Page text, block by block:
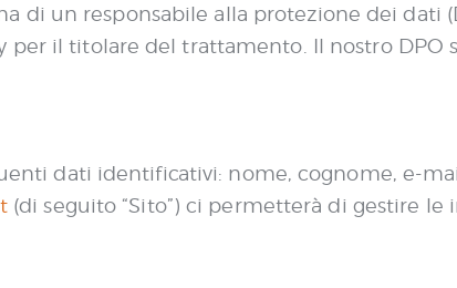
di un responsabile alla protezione dei dati
per il titolare del trattamento. Il nostro DPO
dati identificativi: nome, cognome, e-
(di seguito “Sito”) ci permetterà di gestire le